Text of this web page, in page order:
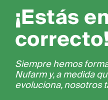
¡Estás
Siempre hemos
Nufarm y, a medida
evoluciona, nosotros